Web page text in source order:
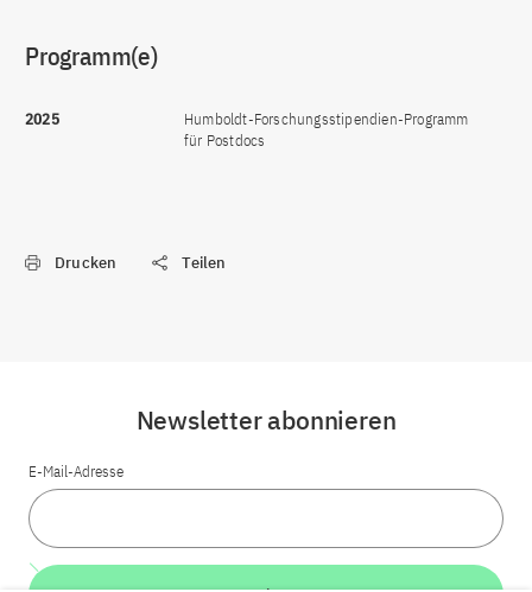
Programm(e)
2025
Humboldt-Forschungsstipendien-Programm
für Postdocs
Drucken Teilen
Newsletter abonnieren
E-Mail-Adresse